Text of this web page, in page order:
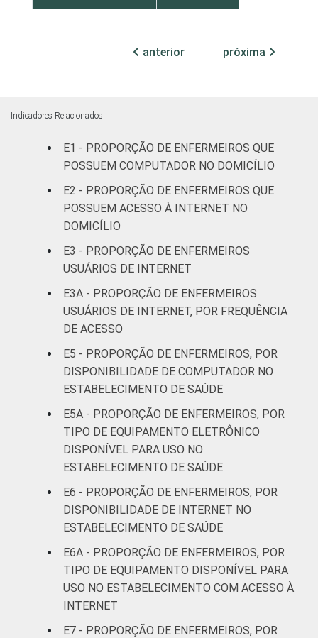
internação
12
mais de 50
leitos
Não
classificado
FAIXA ETÁRIA Até 30 anos
31 a 40
mais
8
LOCALIZAÇÃO Capital
Interior
Base: 278.004 enfermeiros com acesso a
Respostas estimuladas. Dados coletados
entre novembro de 2015 e junho de 2016.
Considera-se computador os seguintes
equipamentos: computador de mesa,
notebook, netbook e tablet.
anterior próxima
Indicadores Relacionados
E1 - PROPORÇÃO DE ENFERMEIROS QUE
POSSUEM COMPUTADOR NO DOMICÍLIO
E2 - PROPORÇÃO DE ENFERMEIROS QUE
POSSUEM ACESSO À INTERNET NO
DOMICÍLIO
E3 - PROPORÇÃO DE ENFERMEIROS
USUÁRIOS DE INTERNET
E3A - PROPORÇÃO DE ENFERMEIROS
USUÁRIOS DE INTERNET, POR FREQUÊNCIA
DE ACESSO
E5 - PROPORÇÃO DE ENFERMEIROS, POR
DISPONIBILIDADE DE COMPUTADOR NO
ESTABELECIMENTO DE SAÚDE
E5A - PROPORÇÃO DE ENFERMEIROS, POR
TIPO DE EQUIPAMENTO ELETRÔNICO
DISPONÍVEL PARA USO NO
ESTABELECIMENTO DE SAÚDE
E6 - PROPORÇÃO DE ENFERMEIROS, POR
DISPONIBILIDADE DE INTERNET NO
ESTABELECIMENTO DE SAÚDE
E6A - PROPORÇÃO DE ENFERMEIROS, POR
TIPO DE EQUIPAMENTO DISPONÍVEL PARA
USO NO ESTABELECIMENTO COM ACESSO À
INTERNET
E7 - PROPORÇÃO DE ENFERMEIROS, POR